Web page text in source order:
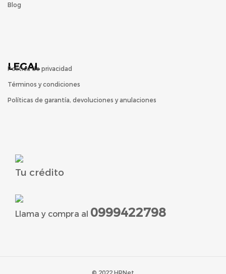
Blog
LEGAL
Política de privacidad
Términos y condiciones
Políticas de garantía, devoluciones y anulaciones
Tu crédito
Llama y compra al 0999422798